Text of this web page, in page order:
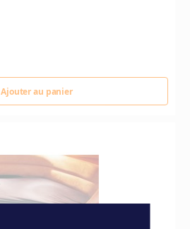
Ajouter au panier